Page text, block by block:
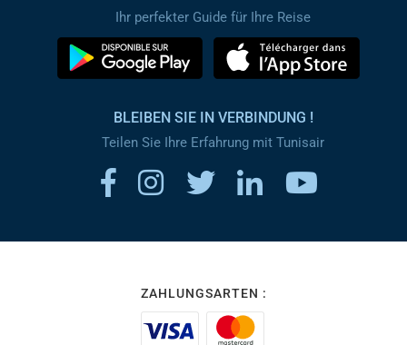
Ihr perfekter Guide für Ihre Reise
BLEIBEN SIE IN VERBINDUNG !
Teilen Sie Ihre Erfahrung mit Tunisair
ZAHLUNGSARTEN :